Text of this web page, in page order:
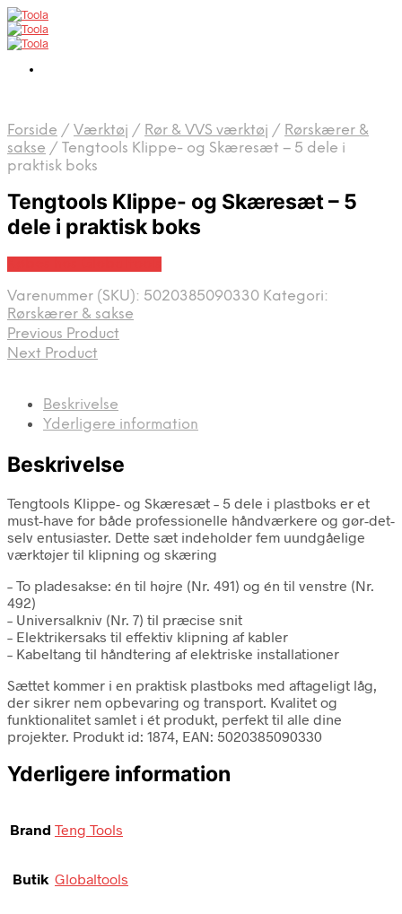
Forside / Værktøj / Rør & VVS værktøj / Rørskærer &
sakse / Tengtools Klippe- og Skæresæt – 5 dele i
praktisk boks
Tengtools Klippe- og Skæresæt – 5
dele i praktisk boks
Varenummer (SKU): 5020385090330 Kategori:
Rørskærer & sakse
Previous Product
Next Product
Beskrivelse
Yderligere information
Beskrivelse
Tengtools Klippe- og Skæresæt – 5 dele i plastboks er et
must-have for både professionelle håndværkere og gør-det-
selv entusiaster. Dette sæt indeholder fem uundgåelige
værktøjer til klipning og skæring
– To pladesakse: én til højre (Nr. 491) og én til venstre (Nr.
492)
– Universalkniv (Nr. 7) til præcise snit
– Elektrikersaks til effektiv klipning af kabler
– Kabeltang til håndtering af elektriske installationer
Sættet kommer i en praktisk plastboks med aftageligt låg,
der sikrer nem opbevaring og transport. Kvalitet og
funktionalitet samlet i ét produkt, perfekt til alle dine
projekter. Produkt id: 1874, EAN: 5020385090330
Yderligere information
Brand Teng Tools
Butik Globaltools